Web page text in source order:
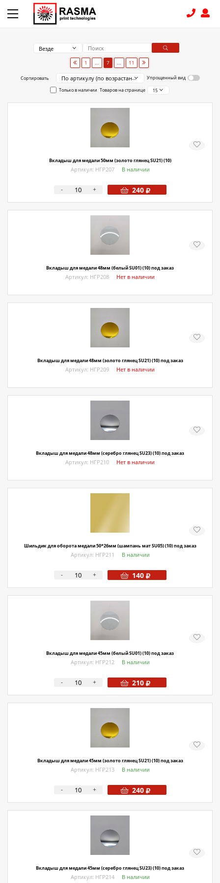
Условия поставки
Доставка
Контакты
Политика конфиденциальности
КАТАЛОГ
КОНТАКТЫ
8 (831) 414-15-19
Везде
1 ... 7 ... 11
Сортировать По артикулу (по возрастанию)
Упрощенный вид
Только в наличии Товаров на странице 15
Вкладыш для медали 50мм (золото глянец SU21) (10)
Артикул: НГР207 В наличии
- + 240
Вкладыш для медали 48мм (белый SU01) (10) под заказ
Артикул: НГР208 Нет в наличии
Вкладыш для медали 48мм (золото глянец SU21) (10) под заказ
Артикул: НГР209 Нет в наличии
Вкладыш для медали 48мм (серебро глянец SU23) (10) под заказ
Артикул: НГР210 Нет в наличии
Шильдик для оборота медали 50*26мм (шампань мат SU05) (10) под заказ
Артикул: НГР211 В наличии
- + 140
Вкладыш для медали 45мм (белый SU01) (10) под заказ
Артикул: НГР212 В наличии
- + 210
Вкладыш для медали 45мм (золото глянец SU21) (10) под заказ
Артикул: НГР213 В наличии
- + 240
Вкладыш для медали 45мм (серебро глянец SU23) (10) под заказ
Артикул: НГР214 В наличии